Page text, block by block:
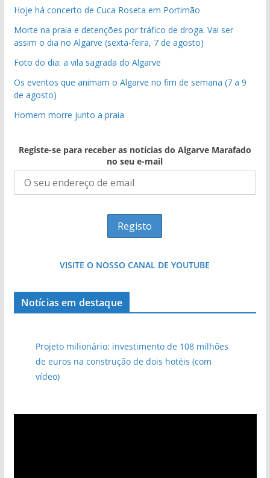
Hoje há concerto de Cuca Roseta em Portimão
Morte na praia e detenções por tráfico de droga. Vai ser
assim o dia no Algarve (sexta-feira, 7 de agosto)
Foto do dia: a vila sagrada do Algarve
Os eventos que animam o Algarve no fim de semana (7 a 9
de agosto)
Homem morre junto a praia
Registe-se para receber as notícias do Algarve Marafado
no seu e-mail
VISITE O NOSSO CANAL DE YOUTUBE
Notícias em destaque
Projeto milionário: investimento de 108 milhões
de euros na construção de dois hotéis (com
vídeo)